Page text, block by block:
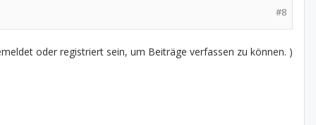
#8
oder registriert sein, um Beiträge verfassen zu können. )